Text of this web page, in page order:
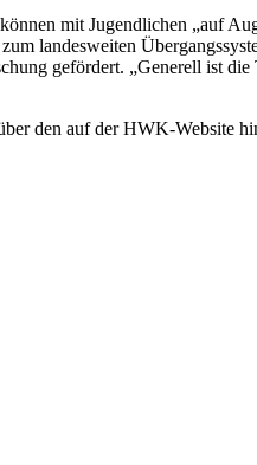
mit Jugendlichen „auf
landesweiten
gefördert. „Generell ist
den auf der HWK-Website